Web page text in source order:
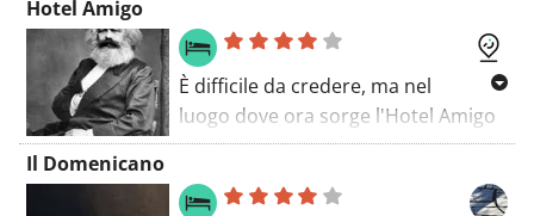
Hotel Amigo
È difficile da credere, ma nel
luogo dove ora sorge l'Hotel Amigo
c'era un carcere. E questo aveva
anche se solo per un brevissimo
Il Domenicano